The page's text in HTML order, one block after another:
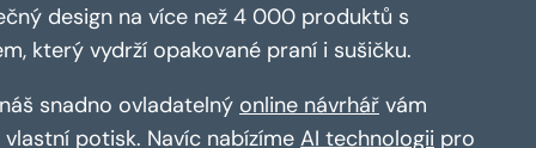
design na více než 4 000 produktů s
který vydrží opakované praní i sušičku.
snadno ovladatelný online návrhář vám
potisk. Navíc nabízíme AI technologii pro